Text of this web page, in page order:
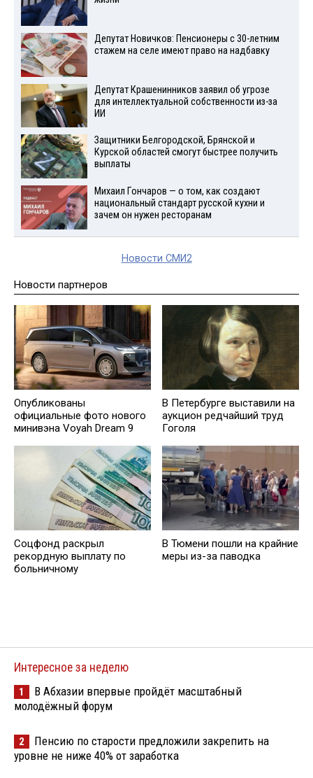
Депутат Новичков: Пенсионеры с 30-летним
стажем на селе имеют право на надбавку
Депутат Крашенинников заявил об угрозе
для интеллектуальной собственности из-за
ИИ
Защитники Белгородской, Брянской и
Курской областей смогут быстрее получить
выплаты
Михаил Гончаров — о том, как создают
национальный стандарт русской кухни и
зачем он нужен ресторанам
Новости СМИ2
Новости партнеров
Опубликованы
официальные фото нового
минивэна Voyah Dream 9
В Петербурге выставили на
аукцион редчайший труд
Гоголя
Соцфонд раскрыл
рекордную выплату по
больничному
В Тюмени пошли на крайние
меры из-за паводка
Интересное за неделю
1
В Абхазии впервые пройдёт масштабный
молодёжный форум
2
Пенсию по старости предложили закрепить на
уровне не ниже 40% от заработка